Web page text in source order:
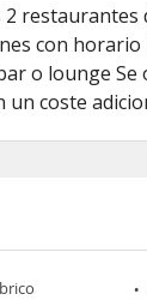
restaurantes
con
o lounge
un coste